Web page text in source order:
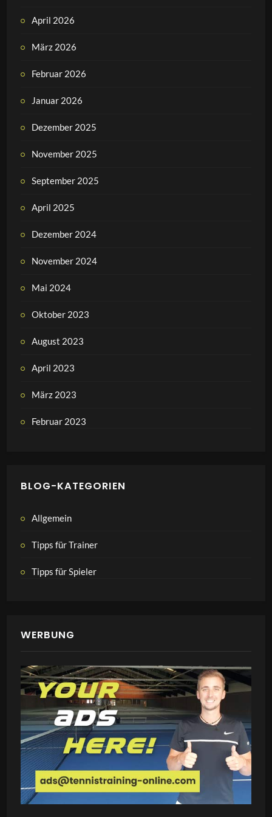
April 2026
März 2026
Februar 2026
Januar 2026
Dezember 2025
November 2025
September 2025
April 2025
Dezember 2024
November 2024
Mai 2024
Oktober 2023
August 2023
April 2023
März 2023
Februar 2023
BLOG-KATEGORIEN
Allgemein
Tipps für Trainer
Tipps für Spieler
WERBUNG